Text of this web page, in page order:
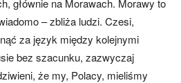
– zbliża ludzi. Czesi,
za język między kolejnymi
bez szacunku, zazwyczaj
że my, Polacy, mieliśmy